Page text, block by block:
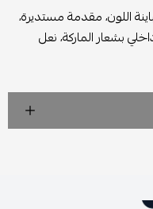
اللون، مقدمة مستديرة،
بشعار الماركة، نعل